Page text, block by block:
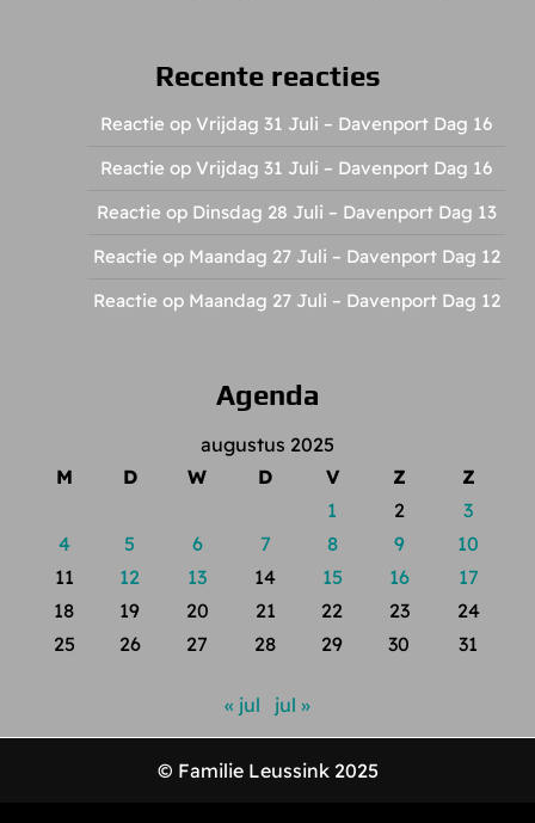
Recente reacties
Reactie op Vrijdag 31 Juli – Davenport Dag 16
Reactie op Vrijdag 31 Juli – Davenport Dag 16
Reactie op Dinsdag 28 Juli – Davenport Dag 13
Reactie op Maandag 27 Juli – Davenport Dag 12
Reactie op Maandag 27 Juli – Davenport Dag 12
Agenda
augustus 2025
M
D W D V Z
Z
1
2
3
4
5 6 7 8 9
10
11
12 13 14 15 16
17
18
19 20 21 22 23
24
25
26 27 28 29 30 31
« jul jul »
© Familie Leussink 2025